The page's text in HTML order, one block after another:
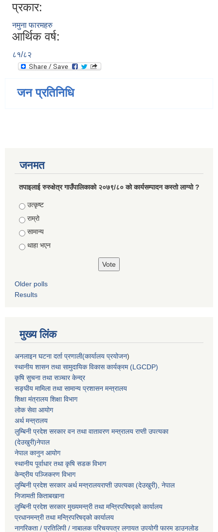
प्रकार:
नमुना फारमहरु
आर्थिक वर्ष:
८१/८२
जन प्रतिनिधि
जनमत
तपाइलाई रुरुक्षेत्र गाउँपालिकाको २०७९/८० को कार्यसम्पादन कस्तो लाग्यो ?
Choices
उत्कृष्ट
राम्रो
सामान्य
थाहा भएन
Older polls
Results
मुख्य लिंक
अनलाइन घटना दर्ता प्रणाली(कार्यालय प्रयोजन)
स्थानीय शासन तथा सामुदायिक विकास कार्यक्रम (LGCDP)
कृषि सुचना तथा सञ्चार केन्द्र
सङ्घीय मामिला तथा सामान्य प्रशासन मन्त्रालय
शिक्षा मंत्रालय शिक्षा विभाग
लोक सेवा आयोग
अर्थ मन्त्रालय
लुम्बिनी प्रदेश सरकार वन तथा वातावरण मन्त्रालय राप्ती उपत्यका
(देउखुरी)नेपाल
नेपाल कानुन आयोग
स्थानीय पूर्वाधार तथा कृषि सडक विभाग
केन्द्रीय पञ्जिकरण विभाग
लुम्बिनी प्रदेश सरकार अर्थ मन्त्रालयराप्ती उपत्यका (देउखुरी), नेपाल
निजामती किताबखाना
लुम्बिनी प्रदेश सरकार मुख्यमन्त्री तथा मन्त्रिपरिषद्को कार्यालय
प्रधानमन्त्री तथा मन्त्रिपरिषद्को कार्यालय
नागरिकता / प्रतिलिपी / नाबालक परिचयपत्र लगायत उपयोगी फारम डाउनलोड